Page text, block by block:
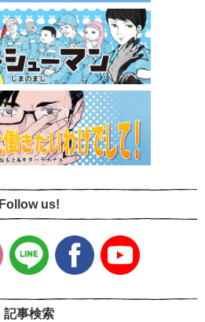
Follow us!
記事検索